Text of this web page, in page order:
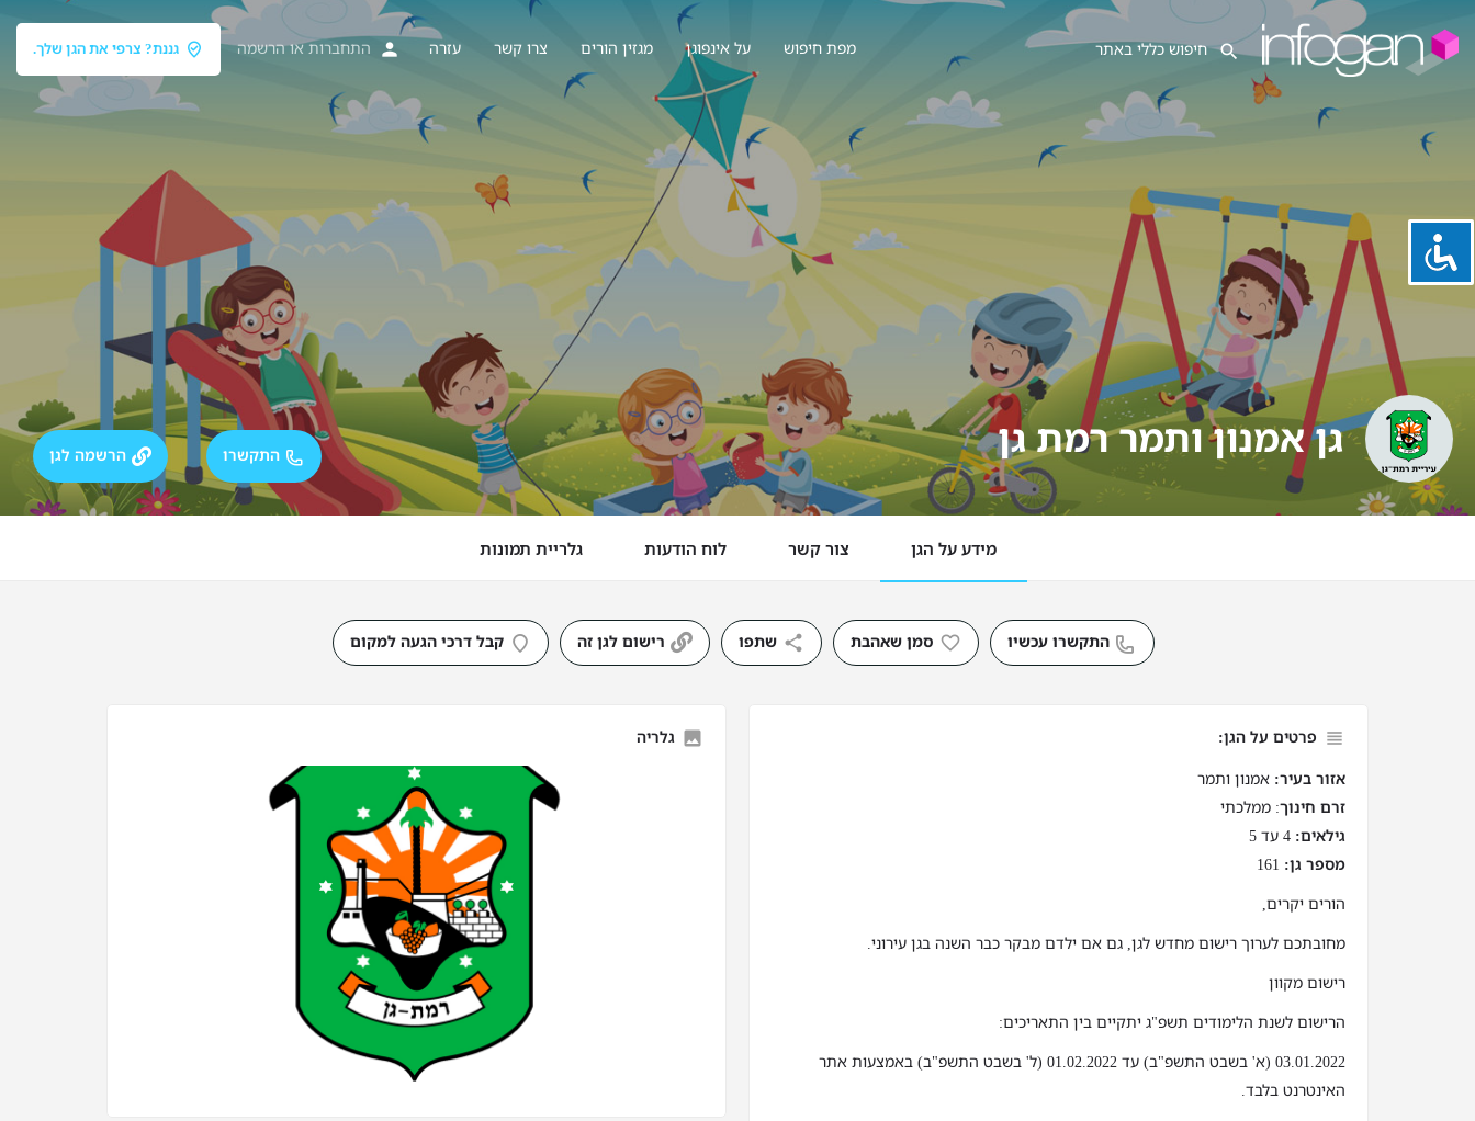
מפת חיפוש על אינפוגן מגזין הורים צרו קשר עזרה התחברות או הרשמה גננת? צרפי את הגן שלך.
גן אמנון ותמר רמת גן התקשרו הרשמה לגן
מידע על הגן צור קשר לוח הודעות גלריית תמונות
התקשרו עכשיו סמן שאהבת שתפו רישום לגן זה קבל דרכי הגעה למקום
פרטים על הגן:
אזור בעיר: אמנון ותמר
זרם חינוך: ממלכתי
גילאים:
מספר גן: 161
הורים יקרים,
מחובתכם לערוך רישום מחדש לגן, גם אם ילדם מבקר כבר השנה בגן עירוני.
רישום מקוון
הרישום לשנת הלימודים תשפ"ג יתקיים בין התאריכים:
03.01.2022 (א' בשבט התשפ"ב) עד 01.02.2022 (ל' בשבט התשפ"ב) באמצעות אתר
האינטרנט בלבד.
גלריה